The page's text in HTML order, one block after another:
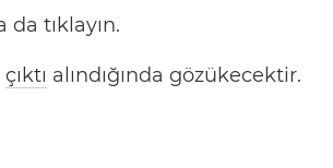
tıklayın.
çıktı alındığında gözükecektir.